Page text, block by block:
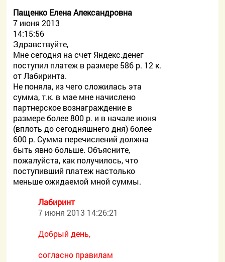
Пащенко Елена Александровна
7 июня 2013
14:15:56
Здравствуйте,
Мне сегодня на счет Яндекс.денег
поступил платеж в размере 586 р. 12 к.
от Лабиринта.
Не поняла, из чего сложилась эта
сумма, т.к. в мае мне начислено
партнерское вознаграждение в
размере более 800 р. и в начале июня
(вплоть до сегодняшнего дня) более
600 р. Сумма перечислений должна
быть явно больше. Объясните,
пожалуйста, как получилось, что
поступивший платеж настолько
меньше ожидаемой мной суммы.
Лабиринт
7 июня 2013 14:26:21
Добрый день,
согласно правилам